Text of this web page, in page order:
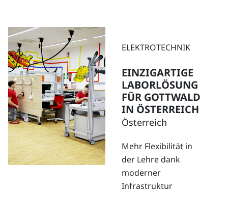
ELEKTROTECHNIK
EINZIGARTIGE
LABORLÖSUNG
FÜR GOTTWALD
IN ÖSTERREICH
Österreich
Mehr Flexibilität in
der Lehre dank
moderner
Infrastruktur